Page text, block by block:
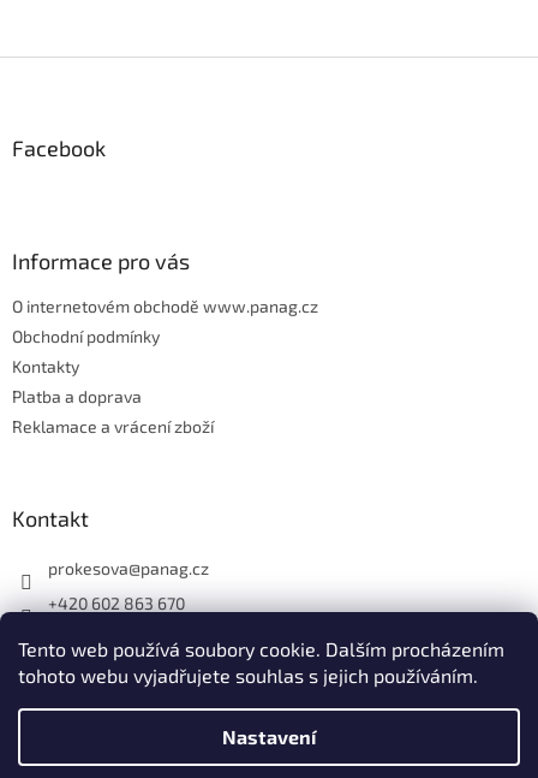
Tento web používá soubory cookie. Dalším procházením
tohoto webu vyjadřujete souhlas s jejich používáním.
Nastavení
p
aFacebook
Informace pro vás
O internetovém obchodě www.panag.cz
Obchodní podmínky
Kontakty
Platba a doprava
Reklamace a vrácení zboží
Kontakt
prokesova@panag.cz
+420 602 863 670
Vytvořil Shoptet